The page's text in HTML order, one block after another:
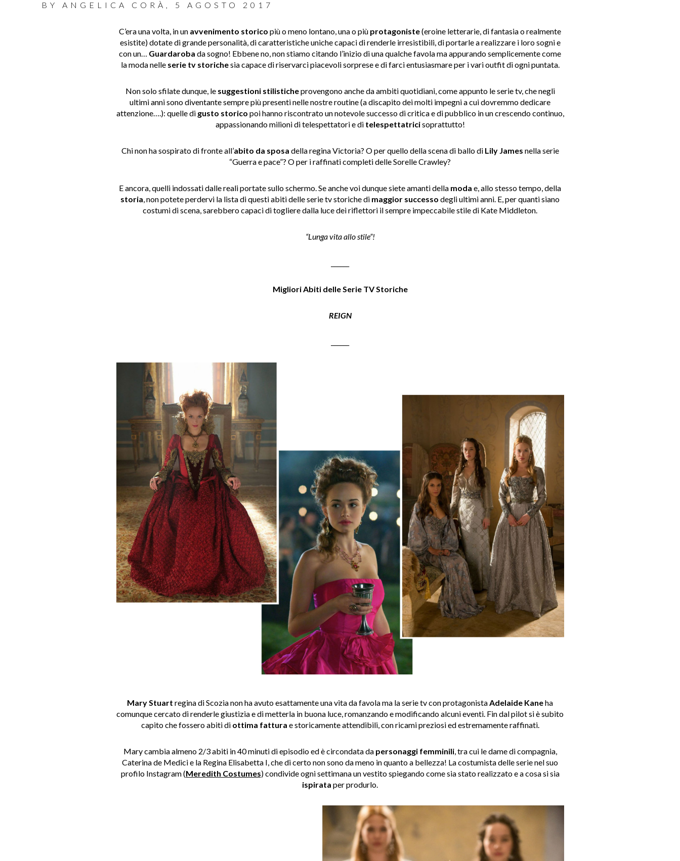
BY ANGELICA CORÀ 5 AGOSTO 2017
C’era una volta, in un avvenimento storico più o meno lontano, una o più protagoniste(eroine letterarie, di fantasia o realmente
esistite) dotate di grande personalità, di caratteristiche unichecapaci di renderle irresistibili, di portarle a realizzare i loro sogni e
con un
Guardaroba da sogno! Ebbene no, non stiamo citando l’inizio di una qualche favola maappurando semplicemente come
la moda nelleserie tv storichesia capace di riservarcipiacevoli sorprese e di farci entusiasmare per i vari outfit di ogni puntata.
Non solo sfilate dunque, le suggestioni stilisticheprovengono anche da ambiti quotidiani, come appunto le serie tv, che negli
ultimi anni sonodiventante sempre più presenti nelle nostre routine (a discapito dei molti impegni a cui dovremmodedicare
attenzione….): quelle di gusto storico poi hanno riscontrato un notevole successo di criticae di pubblico in un crescendo continuo,
appassionando milioni di telespettatori e di telespettatricisoprattutto!
Chi non ha sospirato di fronte all’abito da sposa della regina Victoria? O per quello della scena di ballo di Lily James nella serie
“Guerra e pace”? O per i raffinati completi delle SorelleCrawley?
E ancora, quelli indossati dalle reali portate sullo schermo. Se anche voi dunquesiete amanti della moda e, allo stesso tempo, della
storia non potete perdervi la lista di questi abiti delleserie tv storiche di maggior successo degli ultimi anni. E, per quanti siano
costumi di scena, sarebbero capaci di togliere dalla luce dei riflettori il sempre impeccabile stile di Kate Middleton.
“Lunga vita allo stile”!
Migliori Abiti delle Serie TV Storiche
REIGN
Mary Stuart regina di Scozia non ha avuto esattamente una vita da favola ma la serie tv conprotagonistaAdelaide Kaneha
comunque cercato di renderle giustizia e di metterla in buona luce, romanzandoe modificando alcuni eventi. Fin dal pilot si èsubito
capito che fossero abiti di ottima fattura e storicamente attendibili, con ricami preziosi edestremamente raffinati.
Mary cambia almeno 2/3 abiti in 40 minuti di episodio ed è circondata da personaggi femminili, tra cui le dame di compagnia,
Caterina de Medici e la Regina Elisabetta I, che di certonon sono da meno in quanto a bellezza! La costumista delle serie nel suo
profilo Instagram(Meredith Costumes) condivide ogni settimana un vestito spiegando come sia stato realizzato e acosa si sia
ispirata per produrlo.